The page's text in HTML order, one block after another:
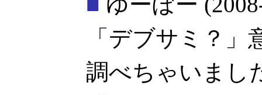
「デブサミ？
調べちゃいまし